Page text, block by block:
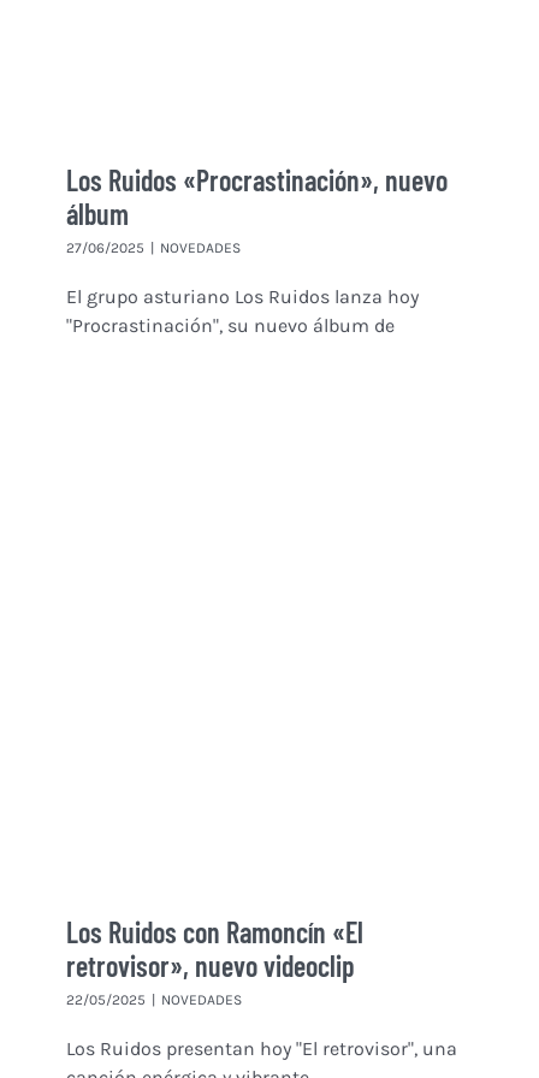
Los Ruidos «Procrastinación», nuevo
álbum
27/06/2025 | NOVEDADES
El grupo asturiano Los Ruidos lanza hoy
"Procrastinación", su nuevo álbum de
Los Ruidos con Ramoncín «El
retrovisor», nuevo videoclip
22/05/2025 | NOVEDADES
Los Ruidos presentan hoy "El retrovisor", una